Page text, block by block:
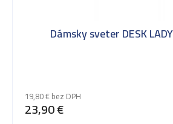
Dámsky sveter DESK
19,80 € bez DPH
23,90 €